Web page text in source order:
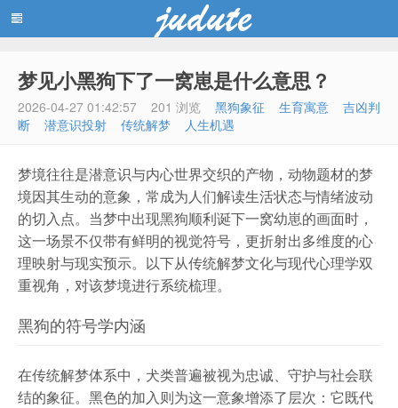
蓝黑博客主题
梦见小黑狗下了一窝崽是什么意思？
2026-04-27 01:42:57 201 浏览 黑狗象征 生育寓意
吉凶判
断
潜意识投射 传统解梦 人生机遇
梦境往往是潜意识与内心世界交织的产物，动物题材的梦
境因其生动的意象，常成为人们解读生活状态与情绪波动
的切入点。当梦中出现黑狗顺利诞下一窝幼崽的画面时，
这一场景不仅带有鲜明的视觉符号，更折射出多维度的心
理映射与现实预示。以下从传统解梦文化与现代心理学双
重视角，对该梦境进行系统梳理。
黑狗的符号学内涵
在传统解梦体系中，犬类普遍被视为忠诚、守护与社会联
结的象征。黑色的加入则为这一意象增添了层次：它既代